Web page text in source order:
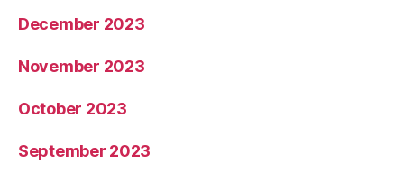
December 2023
November 2023
October 2023
September 2023